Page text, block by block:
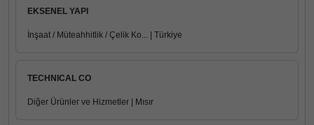
EKSENEL YAPI
İnşaat / Müteahhitlik / Çelik Ko... | Türkiye
TECHNICAL CO
Diğer Ürünler ve Hizmetler | Mısır